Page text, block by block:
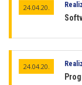
24.04.20.
24.04.20.